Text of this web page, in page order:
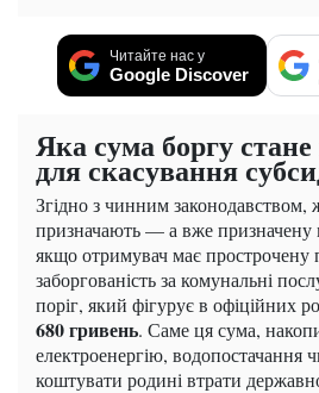
Читайте нас у
Google Discover
Яка сума боргу
для скасування
Згідно з чинним законодавством,
призначають — а вже
якщо отримувач має прострочену
заборгованість за комунальні
поріг, який фігурує в офіційних
680 гривень. Саме ця сума,
електроенергію, водопостачання
коштувати родині втрати